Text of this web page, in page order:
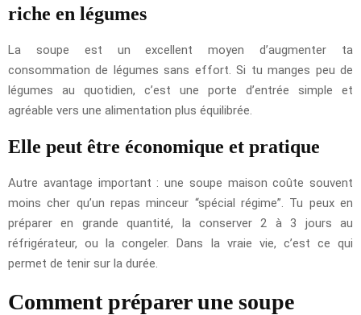
riche en légumes
La soupe est un excellent moyen d’augmenter ta
consommation de légumes sans effort. Si tu manges peu de
légumes au quotidien, c’est une porte d’entrée simple et
agréable vers une alimentation plus équilibrée.
Elle peut être économique et pratique
Autre avantage important : une soupe maison coûte souvent
moins cher qu’un repas minceur “spécial régime”. Tu peux en
préparer en grande quantité, la conserver 2 à 3 jours au
réfrigérateur, ou la congeler. Dans la vraie vie, c’est ce qui
permet de tenir sur la durée.
Comment préparer une soupe